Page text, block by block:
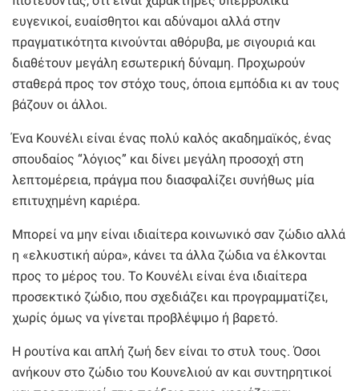
ευγενικοί, ευαίσθητοι και αδύναμοι αλλά στην
πραγματικότητα κινούνται αθόρυβα, με σιγουριά και
διαθέτουν μεγάλη εσωτερική δύναμη. Προχωρούν
σταθερά προς τον στόχο τους, όποια εμπόδια κι αν τους
βάζουν οι άλλοι.
Ένα Κουνέλι είναι ένας πολύ καλός ακαδημαϊκός, ένας
σπουδαίος “λόγιος” και δίνει μεγάλη προσοχή στη
λεπτομέρεια, πράγμα που διασφαλίζει συνήθως μία
επιτυχημένη καριέρα.
Μπορεί να μην είναι ιδιαίτερα κοινωνικό σαν ζώδιο αλλά
η «ελκυστική αύρα», κάνει τα άλλα ζώδια να έλκονται
προς το μέρος του. Το Κουνέλι είναι ένα ιδιαίτερα
προσεκτικό ζώδιο, που σχεδιάζει και προγραμματίζει,
χωρίς όμως να γίνεται προβλέψιμο ή βαρετό.
Η ρουτίνα και απλή ζωή δεν είναι το στυλ τους. Όσοι
ανήκουν στο ζώδιο του Κουνελιού αν και συντηρητικοί